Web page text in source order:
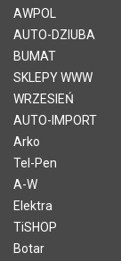
AWPOL
AUTO-DZIUBA
BUMAT
SKLEPY WWW
WRZESIEŃ
AUTO-IMPORT
Arko
Tel-Pen
A-W
Elektra
TiSHOP
Botar